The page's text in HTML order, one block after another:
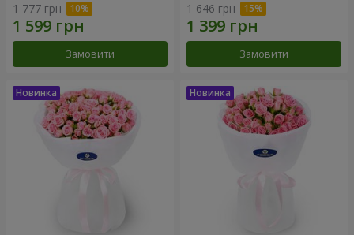
1 777 грн
Замовити
1 646 грн
Замовити